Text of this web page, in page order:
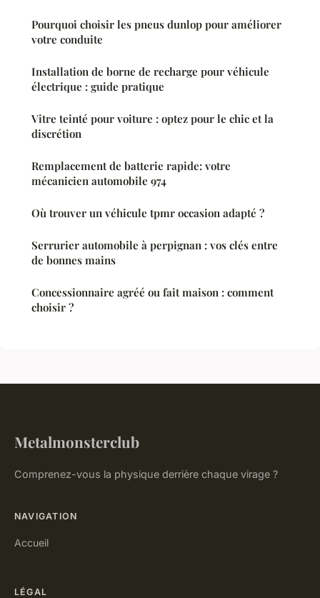
Pourquoi choisir les pneus dunlop pour améliorer
votre conduite
Installation de borne de recharge pour véhicule
électrique : guide pratique
Vitre teinté pour voiture : optez pour le chic et la
discrétion
Remplacement de batterie rapide: votre
mécanicien automobile 974
Où trouver un véhicule tpmr occasion adapté ?
Serrurier automobile à perpignan : vos clés entre
de bonnes mains
Concessionnaire agréé ou fait maison : comment
choisir ?
Metalmonsterclub
Comprenez-vous la physique derrière chaque virage ?
NAVIGATION
Accueil
LÉGAL